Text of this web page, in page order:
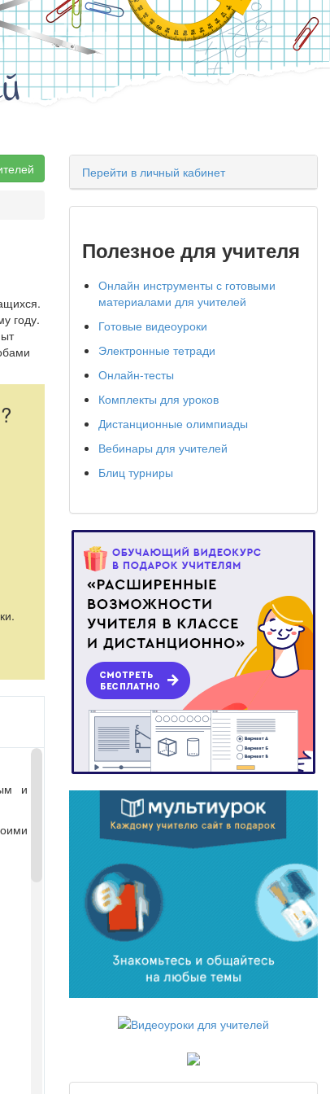
году.
и
Перейти в личный кабинет
Полезное для учителя
Онлайн инструменты с готовыми
материалами для учителей
Готовые видеоуроки
Электронные тетради
Онлайн-тесты
Комплекты для уроков
Дистанционные олимпиады
Вебинары для учителей
Блиц турниры